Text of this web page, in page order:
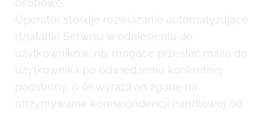
osobowe.
Operator stosuje rozwiązanie automatyzujące
działanie Serwisu w odniesieniu do
użytkowników, np. mogące przesłać maila do
użytkownika po odwiedzeniu konkretnej
podstrony, o ile wyraził on zgodę na
otrzymywanie korespondencji handlowej od